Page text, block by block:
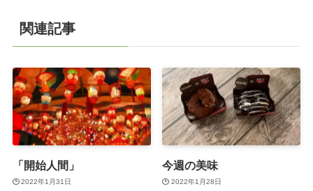
関連記事
「開始人間」
2022年1月31日
今週の美味
2022年1月28日